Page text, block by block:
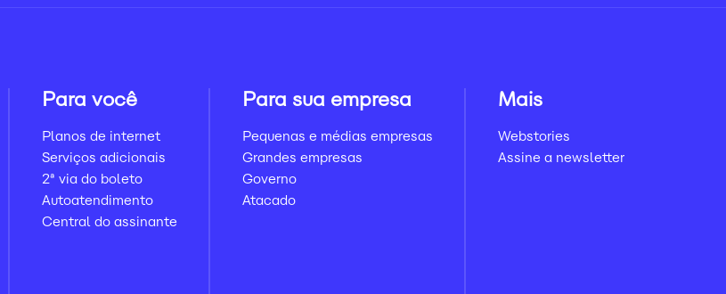
Para você
Planos de internet
Serviços adicionais
2ª via do boleto
Autoatendimento
Central do assinante
Para sua empresa
Pequenas e médias empresas
Grandes empresas
Governo
Atacado
Mais
Webstories
Assine a newsletter